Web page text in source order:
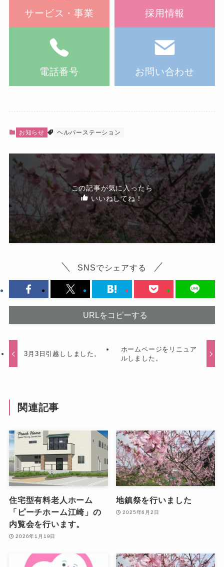
サービス・事業 採用情報
電話番号 お問い合わせ
お知らせ ヘルパーステーション
この記事が気に入ったら
いいねしてね！
SNSでシェアする
URLをコピーする
3月3日引越ししました。
ホームページをリニュア
ルしました。
関連記事
住宅型有料老人ホーム
「ピーチホーム江崎」の
内覧会を行います。
2026年1月19日
地鎮祭を行いました
2025年6月2日